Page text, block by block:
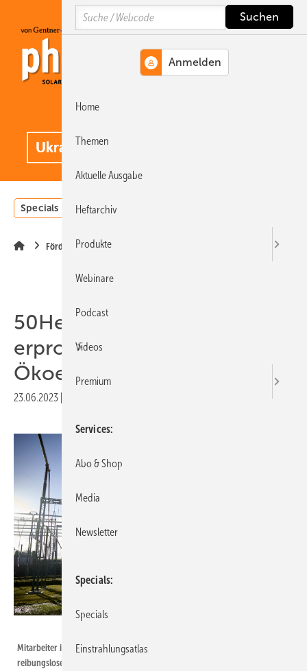
Hauptinhalt
Hauptmenü
SiteSearch
Specials Einstrahlungsatlas
Förderung
50Hertz und Enertrag
erproben Netzstabilität mit
Ökoenergieanlagen
23.06.2023
Mitarbeiter in einem Umspannwerk: Die Blindleistung sorgt für den
reibungslosen Stromtransport.
Search
Home
Themen
Aktuelle Ausgabe
Heftarchiv
Produkte
Webinare
Podcast
Videos
Premium
Services
Abo & Shop
Media
Newsletter
Specials
Specials
Einstrahlungsatlas